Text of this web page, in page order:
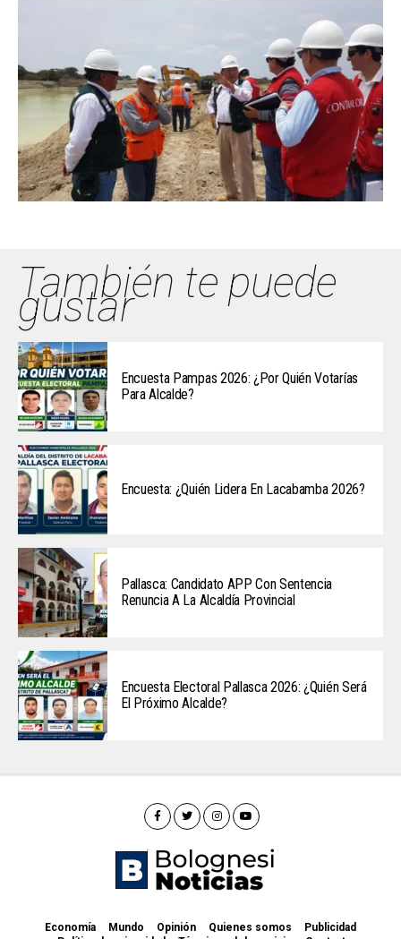
También te puede
gustar
Encuesta Pampas 2026: ¿Por Quién Votarías
Para Alcalde?
Encuesta: ¿Quién Lidera En Lacabamba 2026?
Pallasca: Candidato APP Con Sentencia
Renuncia A La Alcaldía Provincial
Encuesta Electoral Pallasca 2026: ¿Quién Será
El Próximo Alcalde?
Economía Mundo Opinión Quienes somos
Publicidad